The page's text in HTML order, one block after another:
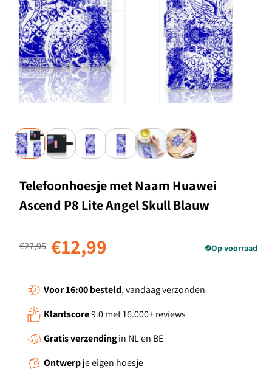
Telefoonhoesje met Naam Huawei
Ascend P8 Lite Angel Skull Blauw
Normale prijs
€27,95
Aanbiedingsprijs
€12,99 Op voorraad
Voor 16:00besteld, vandaag verzonden
Klantscore9.0 met 16.000+ reviews
Gratis verzendingin NL en BE
Ontwerpje eigen hoesje